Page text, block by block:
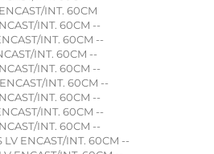
INT. 60CM
INT. 60CM --
INT. 60CM --
INT. 60CM --
INT. 60CM --
INT. 60CM --
INT. 60CM --
INT. 60CM --
INT. 60CM --
ENCAST/INT. 60CM --